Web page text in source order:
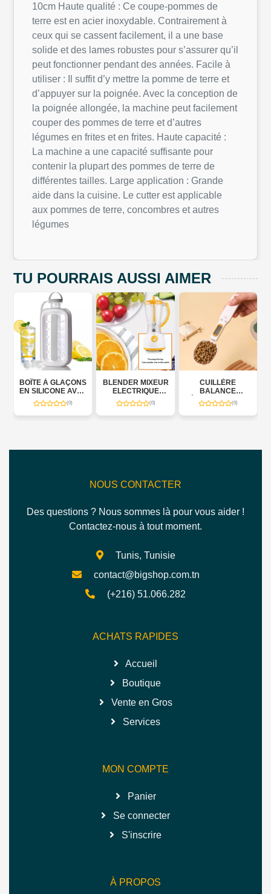
10cm Haute qualité : Ce coupe-pommes de
terre est en acier inoxydable. Contrairement à
ceux qui se cassent facilement, il a une base
solide et des lames robustes pour s’assurer qu’il
peut fonctionner pendant des années. Facile à
utiliser : Il suffit d’y mettre la pomme de terre et
d’appuyer sur la poignée. Avec la conception de
la poignée allongée, la machine peut facilement
couper des pommes de terre et d’autres
légumes en frites et en frites. Haute capacité :
La machine a une capacité suffisante pour
contenir la plupart des pommes de terre de
différentes tailles. Large application : Grande
aide dans la cuisine. Le cutter est applicable
aux pommes de terre, concombres et autres
légumes
TU POURRAIS AUSSI AIMER
AVEC
800
BLENDER MIXEUR
ELECTRIQUE
1000W
CUILLÈRE
BALANCE
ÉLECTRONIQUE
CASSEROLE
ÉLECTRIQUE 1,5 L
600 W
NOUS CONTACTER
Des questions ? Nous sommes là pour vous aider !
Contactez-nous à tout moment.
Tunis, Tunisie
contact@bigshop.com.tn
(+216) 51.066.282
ACHATS RAPIDES
Accueil
Boutique
Vente en Gros
Services
MON COMPTE
Panier
Se connecter
S'inscrire
À PROPOS